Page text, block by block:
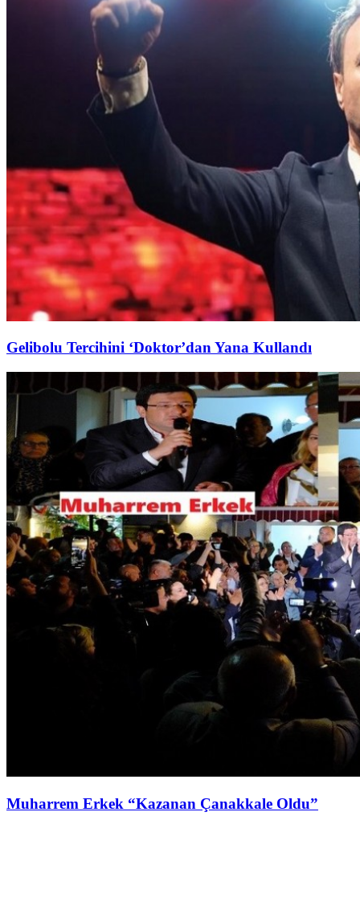
Gelibolu Tercihini ‘Doktor’dan Yana Kullandı
Muharrem Erkek “Kazanan Çanakkale Oldu”